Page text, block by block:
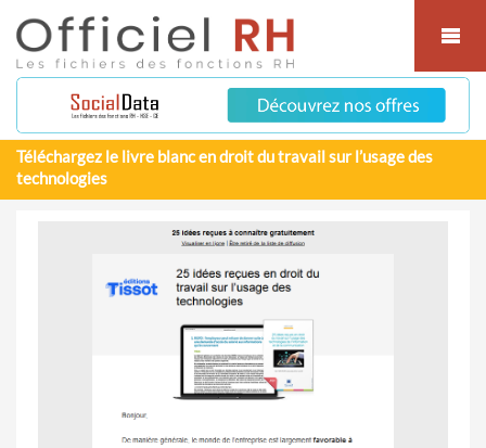
Téléchargez le livre blanc en droit du travail sur l’usage des
technologies